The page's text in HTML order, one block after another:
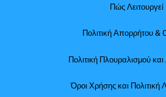
Πώς Λειτουργεί
Πολιτική Απορρήτου &
Πολιτική Πλουραλισμού
Όροι Χρήσης και Πολιτική